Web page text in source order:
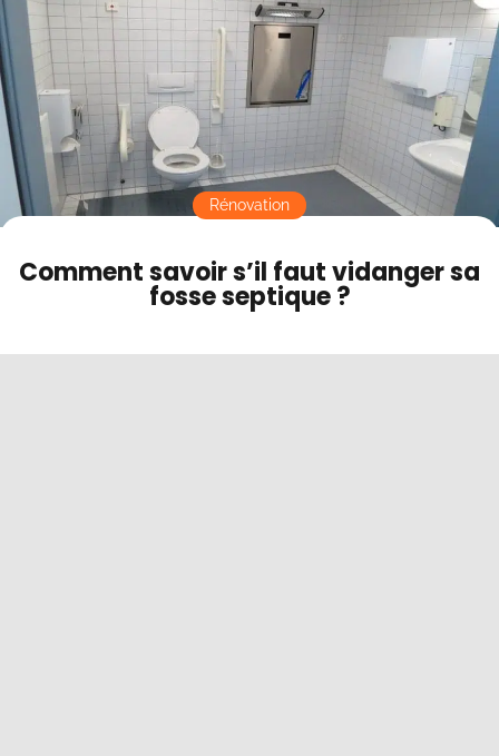
Contact
Mode sombre
Comment savoir s’il faut vidanger sa
fosse septique ?
Rénovation